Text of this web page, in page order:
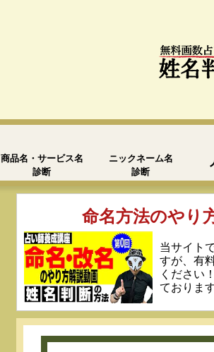
商品名・サービス名
診断
ニックネーム名
診断
命名方法のやり
当サイト
すが、有
ください
ておりま